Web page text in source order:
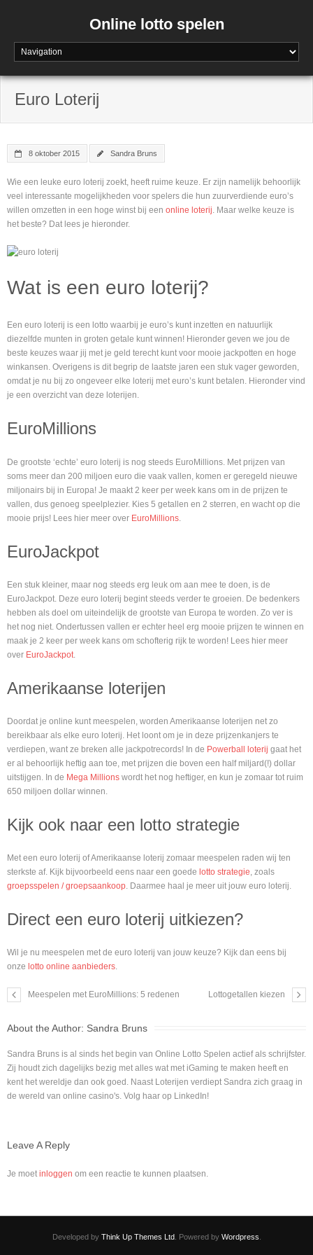
Online lotto spelen
Euro Loterij
8 oktober 2015 Sandra Bruns
Wie een leuke euro loterij zoekt, heeft ruime keuze. Er zijn namelijk behoorlijk
veel interessante mogelijkheden voor spelers die hun zuurverdiende euro’s
willen omzetten in een hoge winst bij een online loterij. Maar welke keuze is
het beste? Dat lees je hieronder.
Wat is een euro loterij?
Een euro loterij is een lotto waarbij je euro’s kunt inzetten en natuurlijk
diezelfde munten in groten getale kunt winnen! Hieronder geven we jou de
beste keuzes waar jij met je geld terecht kunt voor mooie jackpotten en hoge
winkansen. Overigens is dit begrip de laatste jaren een stuk vager geworden,
omdat je nu bij zo ongeveer elke loterij met euro’s kunt betalen. Hieronder vind
je een overzicht van deze loterijen.
EuroMillions
De grootste ‘echte’ euro loterij is nog steeds EuroMillions. Met prijzen van
soms meer dan 200 miljoen euro die vaak vallen, komen er geregeld nieuwe
miljonairs bij in Europa! Je maakt 2 keer per week kans om in de prijzen te
vallen, dus genoeg speelplezier. Kies 5 getallen en 2 sterren, en wacht op die
mooie prijs! Lees hier meer over EuroMillions
EuroJackpot
Een stuk kleiner, maar nog steeds erg leuk om aan mee te doen, is de
EuroJackpot. Deze euro loterij begint steeds verder te groeien. De bedenkers
hebben als doel om uiteindelijk de grootste van Europa te worden. Zo ver is
het nog niet. Ondertussen vallen er echter heel erg mooie prijzen te winnen en
maak je 2 keer per week kans om schofterig rijk te worden! Lees hier meer
over EuroJackpot
Amerikaanse loterijen
Doordat je online kunt meespelen, worden Amerikaanse loterijen net zo
bereikbaar als elke euro loterij. Het loont om je in deze prijzenkanjers te
verdiepen, want ze breken alle jackpotrecords! In de Powerball loterij gaat het
er al behoorlijk heftig aan toe, met prijzen die boven een half miljard(!) dollar
uitstijgen. In de Mega Millions wordt het nog heftiger, en kun je zomaar tot ruim
650 miljoen dollar winnen.
Kijk ook naar een lotto strategie
Met een euro loterij of Amerikaanse loterij zomaar meespelen raden wij ten
sterkste af. Kijk bijvoorbeeld eens naar een goede lotto strategie, zoals
groepsspelen / groepsaankoop. Daarmee haal je meer uit jouw euro loterij.
Direct een euro loterij uitkiezen?
Wil je nu meespelen met de euro loterij van jouw keuze? Kijk dan eens bij
onze lotto online aanbieders.
Meespelen met EuroMillions: 5 redenen Lottogetallen kiezen
About the Author: Sandra Bruns
Sandra Bruns is al sinds het begin van Online Lotto Spelen actief als schrijfster.
Zij houdt zich dagelijks bezig met alles wat met iGaming te maken heeft en
kent het wereldje dan ook goed. Naast Loterijen verdiept Sandra zich graag in
de wereld van online casino's. Volg haar op LinkedIn!
Leave A Reply
Je moet inloggen om een reactie te kunnen plaatsen.
Developed by Think Up Themes Ltd . Powered by Wordpress